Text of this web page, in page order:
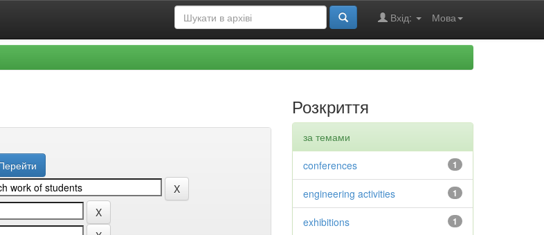
Мова
Вхід:
Розкриття
за темами
1
conferences
1
engineering activities
1
exhibitions